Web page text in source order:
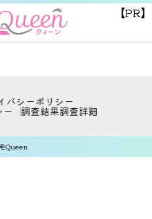
【PR】
バシーポリシー
ー 調査結果調査詳細
Queen